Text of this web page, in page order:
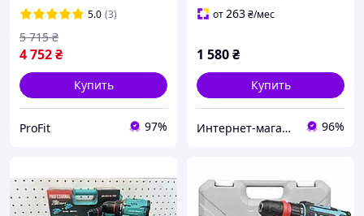
5.0 (3)
4 752₴
5 715 ₴
Купить
ProFit 97%
от263₴/мес
1 580₴
Купить
Интернет-магазин "Mr.Tools" 96%